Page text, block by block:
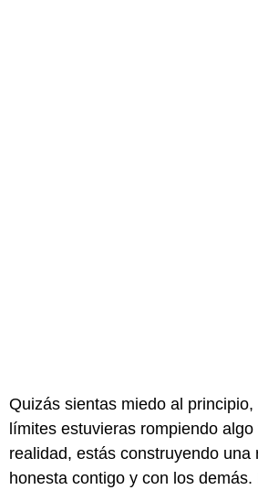
Quizás sientas miedo al
límites estuvieras rompiendo
realidad, estás construyendo una
honesta contigo y con los